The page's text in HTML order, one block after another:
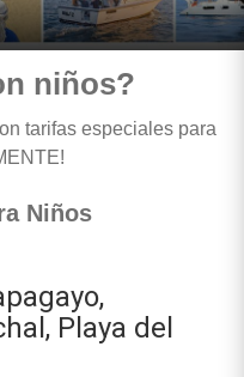
niños?
tarifas especiales para
Niños
Playa del